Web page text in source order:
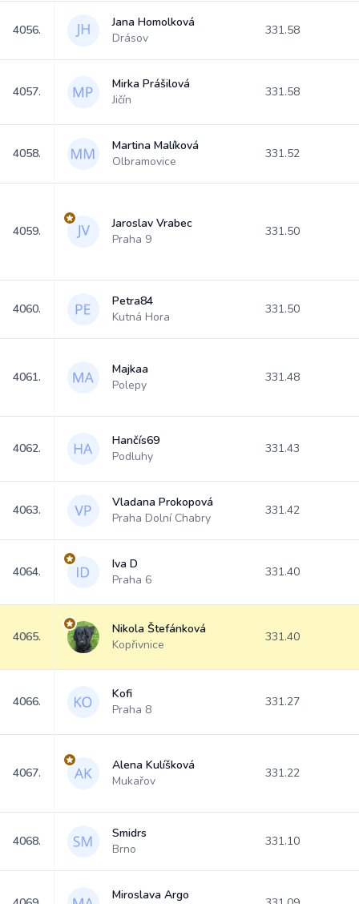
4056.
Jana Homolková
Drásov
331.58
4057.
Mirka Prášilová
Jičín
331.58
4058.
Martina Malíková
Olbramovice
331.52
4059.
Jaroslav Vrabec
Praha 9
331.50
4060.
Petra84
Kutná Hora
331.50
4061.
Majkaa
Polepy
331.48
4062.
Hančís69
Podluhy
331.43
4063.
Vladana Prokopová
Praha Dolní Chabry
331.42
4064.
Iva D
Praha 6
331.40
4065.
Nikola Štefánková
Kopřivnice
331.40
4066.
Kofi
Praha 8
331.27
4067.
Alena Kulíšková
Mukařov
331.22
4068.
Smidrs
Brno
331.10
Miroslava Argo